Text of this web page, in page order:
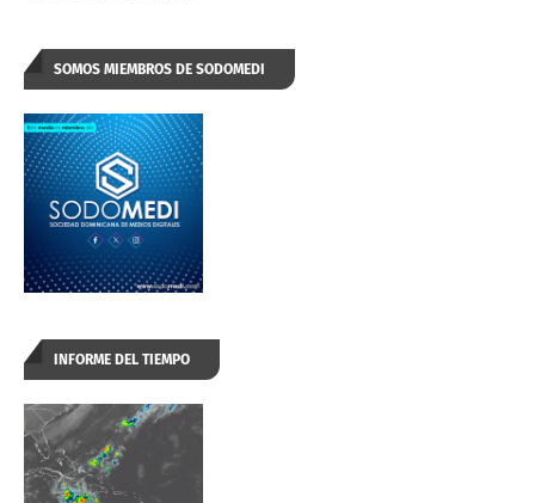
SOMOS MIEMBROS DE SODOMEDI
INFORME DEL TIEMPO